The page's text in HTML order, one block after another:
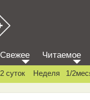
Свежее Читаемое
2 суток Неделя 1/